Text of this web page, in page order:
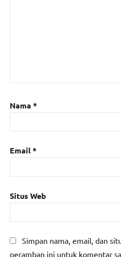
Nama *
Email*
Situs Web
Simpan nama, email, dan
peramban ini untuk komentar